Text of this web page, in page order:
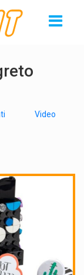
Video